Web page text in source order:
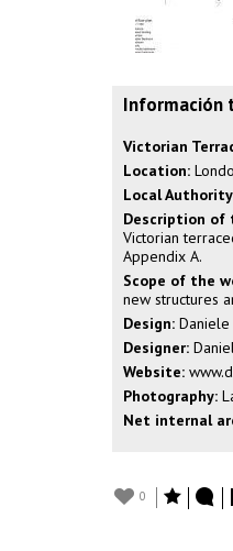
Información
Victorian
Location:
Local
Description
Victorian
Appendix A.
Scope of the
new structures
Design: Daniele
Designer:
Website:
Photography:
Net internal
0